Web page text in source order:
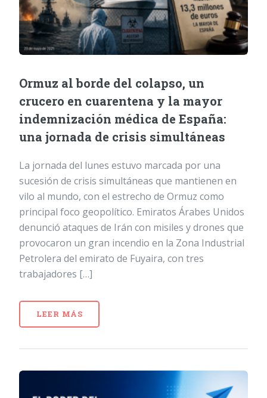
Ormuz al borde del colapso, un
crucero en cuarentena y la mayor
indemnización médica de España:
una jornada de crisis simultáneas
La jornada del lunes estuvo marcada por una
sucesión de crisis simultáneas que mantienen en
vilo al mundo, con el estrecho de Ormuz como
principal foco geopolítico. Emiratos Árabes Unidos
denunció ataques de Irán con misiles y drones que
provocaron un gran incendio en la Zona Industrial
Petrolera del emirato de Fuyaira, con tres
trabajadores […]
LEER MÁS